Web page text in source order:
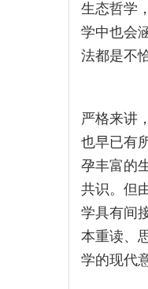
生态哲学
学中也会
法都是不
严格来讲
也早已有
孕丰富的
共识。但
学具有间
本重读、
学的现代